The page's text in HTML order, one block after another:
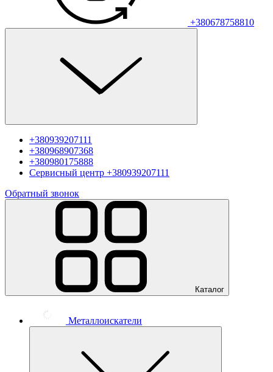
+380678758810
+380939207111
+380968907368
+380980175888
Сервисный центр +380939207111
Обратный звонок
Каталог
Металлоискатели